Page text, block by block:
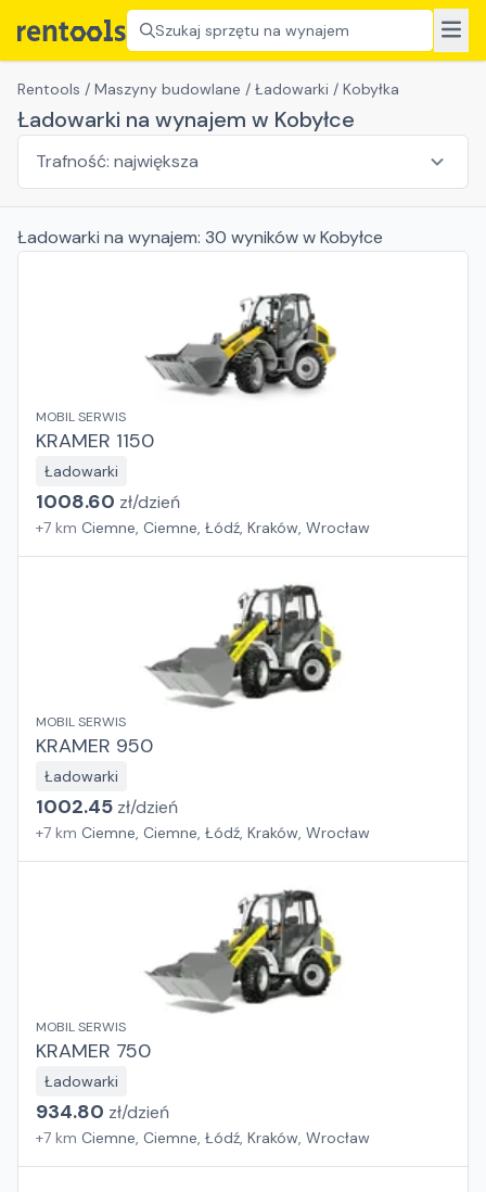
Szukaj sprzętu na wynajem
Rentools / Maszyny budowlane / Ładowarki / Kobyłka
Ładowarki na wynajem w Kobyłce
Ładowarki na wynajem: 30 wynikóww Kobyłce
MOBIL SERWIS
KRAMER 1150
Ładowarki
1008.60 zł/dzień
+7 km Ciemne, Ciemne, Łódź, Kraków, Wrocław
MOBIL SERWIS
KRAMER 950
Ładowarki
1002.45 zł/dzień
+7 km Ciemne, Ciemne, Łódź, Kraków, Wrocław
MOBIL SERWIS
KRAMER 750
Ładowarki
934.80 zł/dzień
+7 km Ciemne, Ciemne, Łódź, Kraków, Wrocław